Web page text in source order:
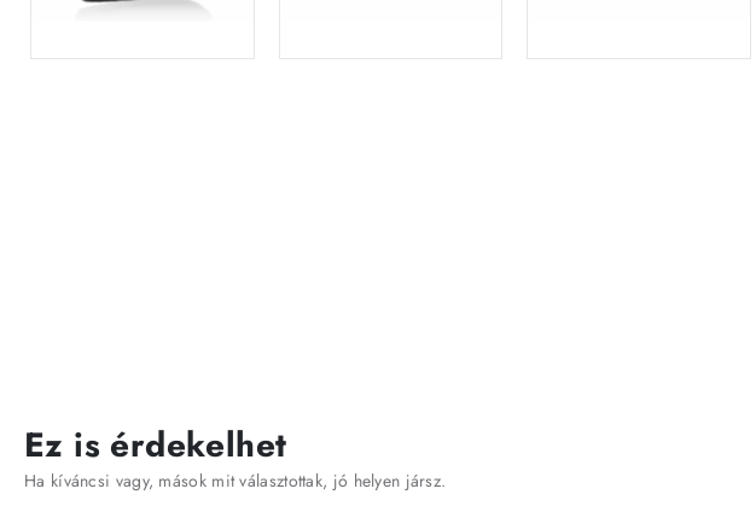
Ez is érdekelhet
Ha kíváncsi vagy, mások mit választottak, jó helyen jársz.